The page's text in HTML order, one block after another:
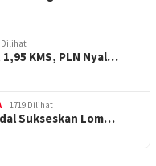
Dilihat
KMS, PLN Nyal…
1719 Dilihat
Sukseskan Lom…